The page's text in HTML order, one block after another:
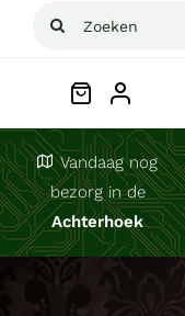
Zoeken
Welkom
Computerhulp
Werkplaats
Vandaag nog
bezorg in de
Achterhoek